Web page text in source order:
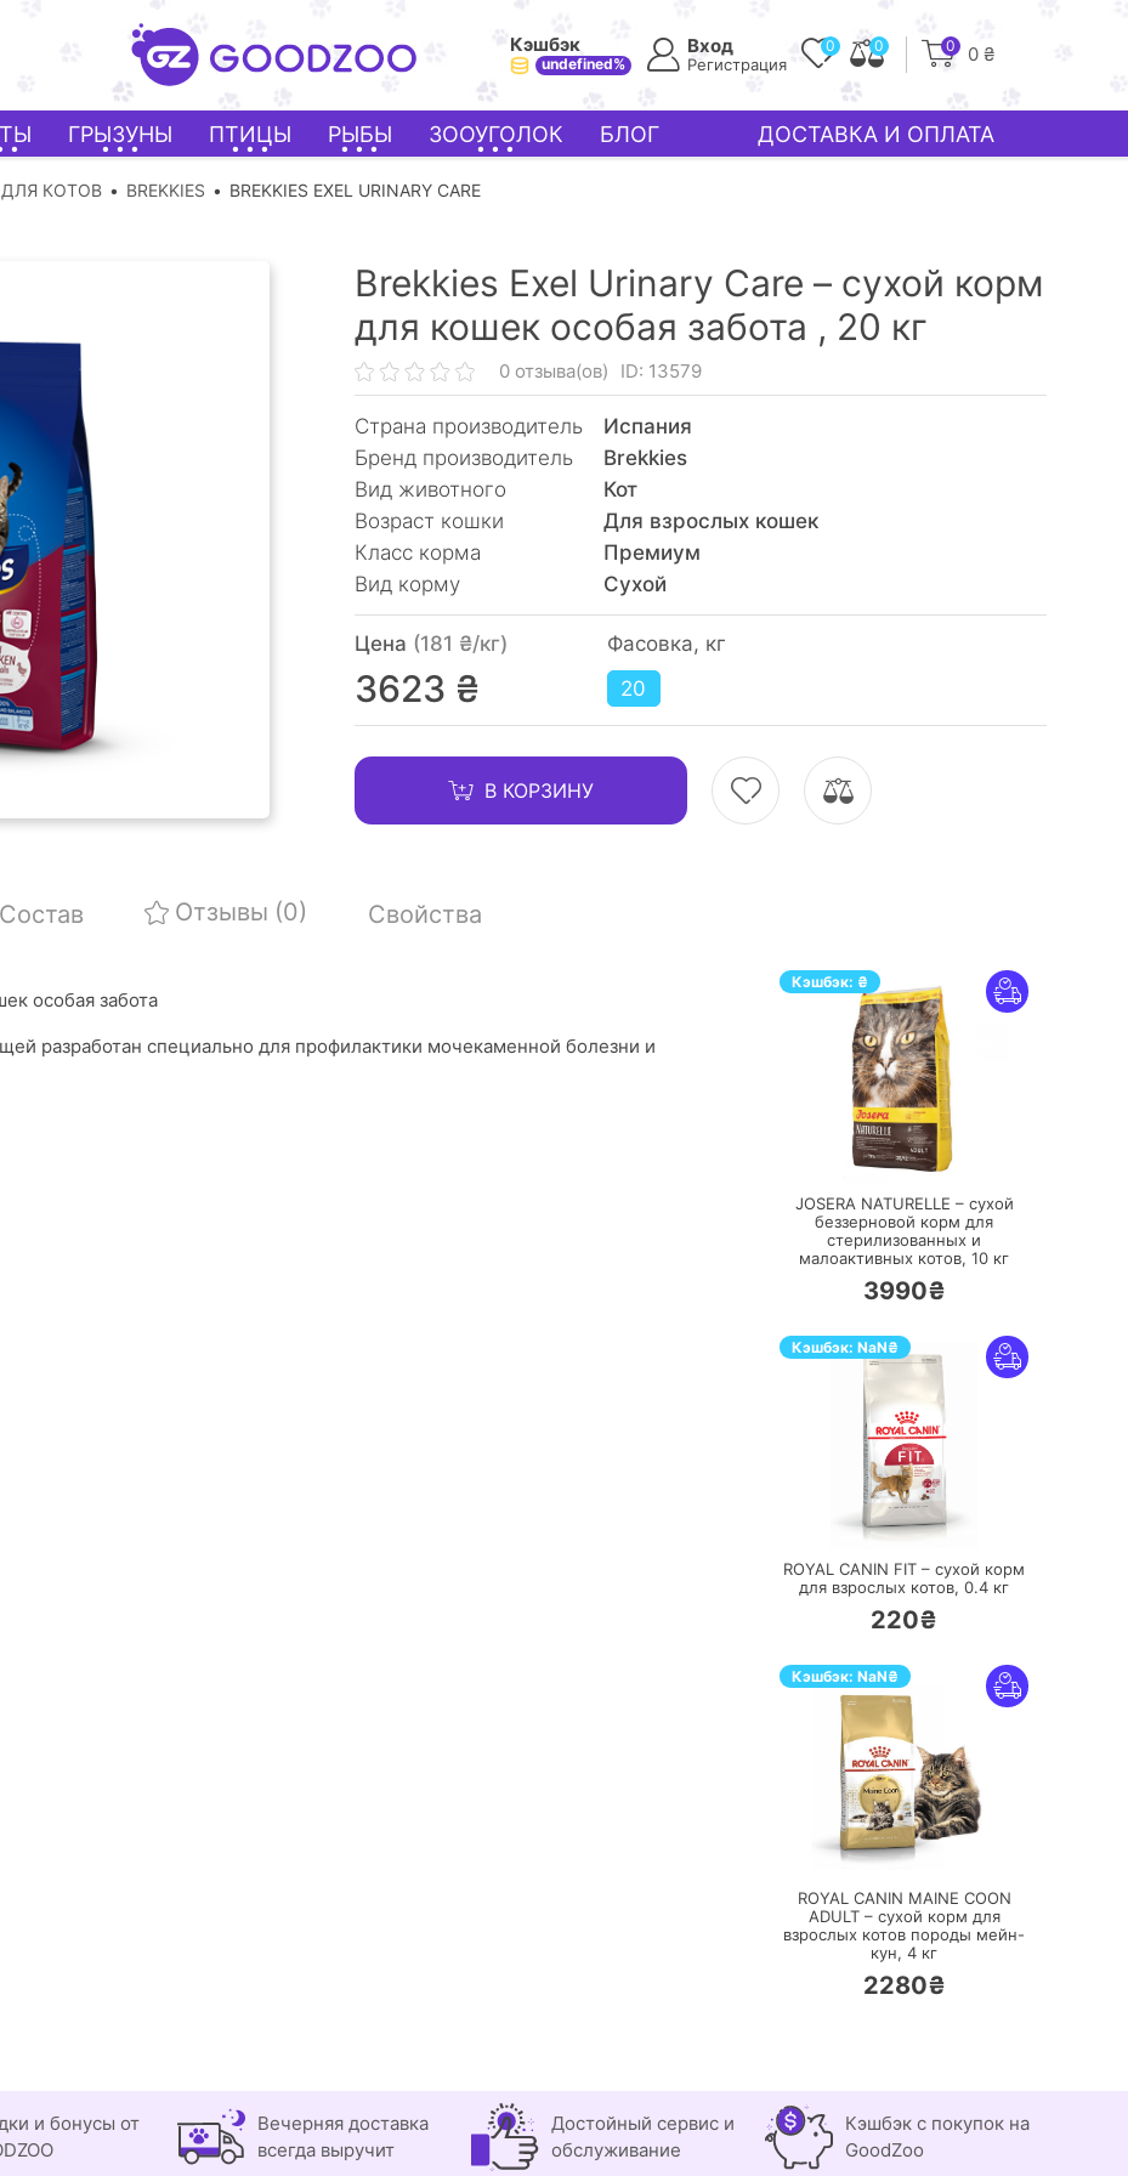
Кэшбэк
undefined%
Вход
Регистрация
0 0 0 0 ₴
ГРЫЗУНЫ ПТИЦЫ РЫБЫ ЗООУГОЛОК БЛОГ ДОСТАВКА И ОПЛАТА
КОТОВ BREKKIES BREKKIES EXEL URINARY CARE
Brekkies Exel Urinary Care – сухой корм
для кошек особая забота , 20 кг
0 отзыва(ов) ID: 13579
Страна производитель
Испания
Бренд производитель
Brekkies
Вид животного
Кот
Возраст кошки
Для взрослых кошек
Класс корма
Премиум
Вид корму
Сухой
Цена (181 ₴/кг)
3623 ₴
Фасовка, кг
20
В КОРЗИНУ
Состав Отзывы (0) Свойства
особая забота
разработан специально для профилактики мочекаменной болезни и
Кэшбэк: ₴
ПЕРЕЙТИ
JOSERA NATURELLE – сухой
беззерновой корм для
стерилизованных и
малоактивных котов, 10 кг
3990₴
Кэшбэк: NaN₴
ПЕРЕЙТИ
ROYAL CANIN FIT – сухой корм
для взрослых котов, 0.4 кг
220₴
Кэшбэк: NaN₴
ПЕРЕЙТИ
ROYAL CANIN MAINE COON
ADULT – сухой корм для
взрослых котов породы мейн-
кун, 4 кг
2280₴
и бонусы от
Вечерняя доставка
всегда выручит
Достойный сервис и
обслуживание
Кэшбэк с покупок на
GoodZoo